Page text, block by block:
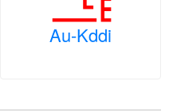
Au-Kddi